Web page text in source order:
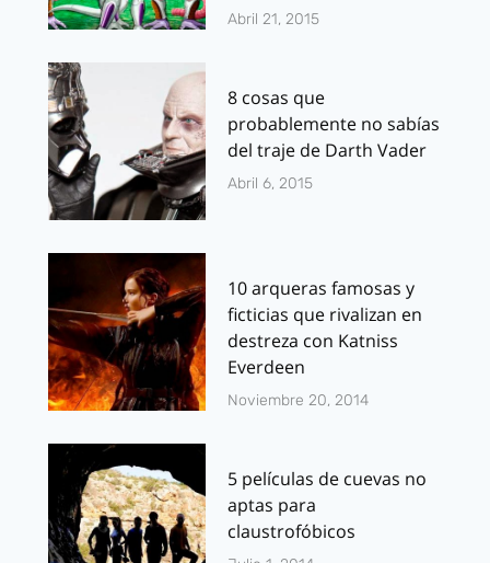
Abril 21, 2015
8 cosas que
probablemente no sabías
del traje de Darth Vader
Abril 6, 2015
10 arqueras famosas y
ficticias que rivalizan en
destreza con Katniss
Everdeen
Noviembre 20, 2014
5 películas de cuevas no
aptas para
claustrofóbicos